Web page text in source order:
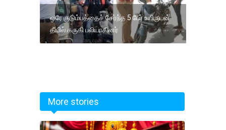
ஒரே குடும்பத்தைச் சேர்ந்த 5 பேர் உயிருடன்
தீயில் கருகி பலியாகினர்
More stories